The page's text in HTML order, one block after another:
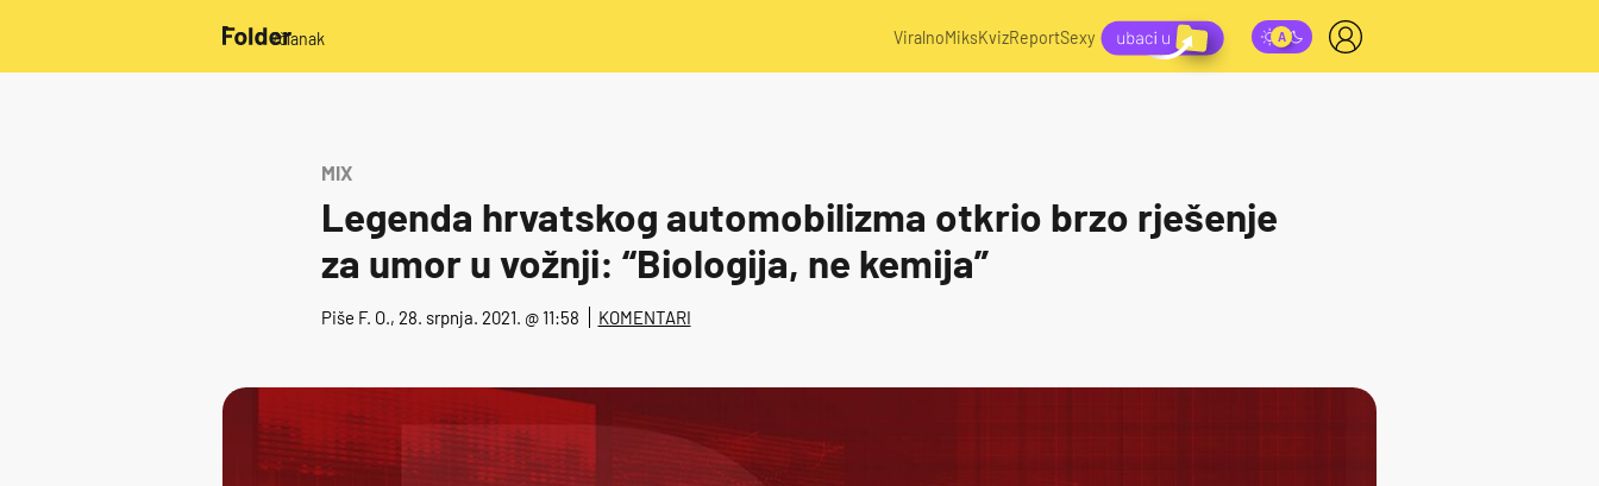
/članak ViralnoMiksKvizReportSexy
MIX
Legenda hrvatskog automobilizma otkrio brzo rješenje
za umor u vožnji: “Biologija, ne kemija”
Piše F. O., 28. srpnja. 2021. @ 11:58 KOMENTARI